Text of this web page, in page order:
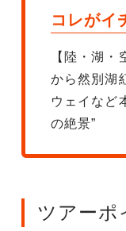
コレがイ
【陸・湖・
から然別湖
ウェイなど
の絶景”
ツアーポ